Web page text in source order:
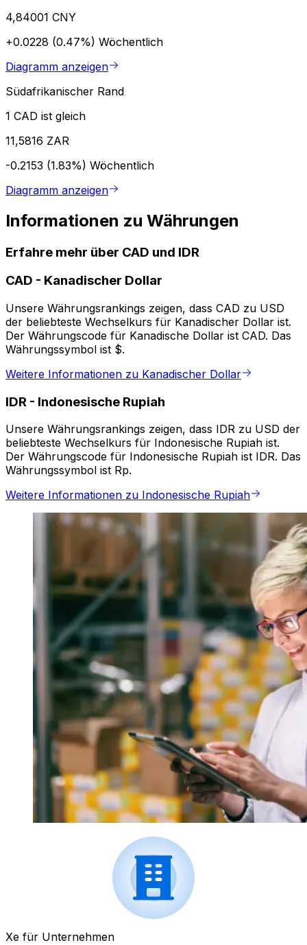
4,84001 CNY
+0.0228 (0.47%) Wöchentlich
Diagramm anzeigen
Südafrikanischer Rand
1 CAD ist gleich
11,5816 ZAR
-0.2153 (1.83%) Wöchentlich
Diagramm anzeigen
Informationen zu Währungen
Erfahre mehr über CAD und IDR
CAD - Kanadischer Dollar
Unsere Währungsrankings zeigen, dass CAD zu USD
der beliebteste Wechselkurs für Kanadischer Dollar ist.
Der Währungscode für Kanadische Dollar ist CAD. Das
Währungssymbol ist $.
Weitere Informationen zu Kanadischer Dollar
IDR - Indonesische Rupiah
Unsere Währungsrankings zeigen, dass IDR zu USD der
beliebteste Wechselkurs für Indonesische Rupiah ist.
Der Währungscode für Indonesische Rupiah ist IDR. Das
Währungssymbol ist Rp.
Weitere Informationen zu Indonesische Rupiah
Xe für Unternehmen